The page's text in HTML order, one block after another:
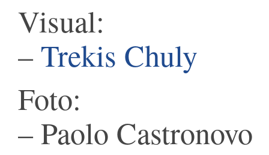
Visual:
–Trekis Chuly
Foto:
– Paolo Castronovo